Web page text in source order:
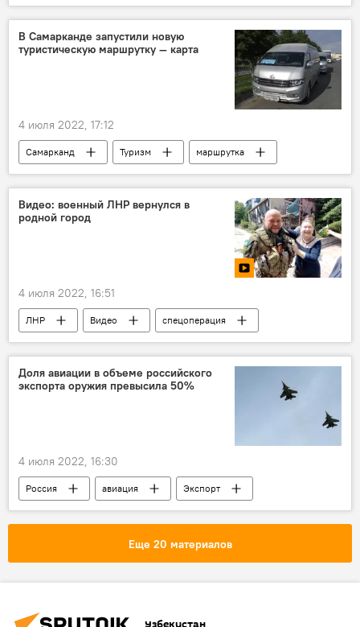
соцсети
Америка
В Самарканде запустили новую
туристическую маршрутку — карта
4 июля 2022, 17:12
Самарканд Туризм маршрутка
Видео: военный ЛНР вернулся в
родной город
4 июля 2022, 16:51
ЛНР Видео
спецоперация
Донбасс
Доля авиации в объеме российского
экспорта оружия превысила 50%
4 июля 2022, 16:30
Россия авиация
Экспорт
оружие
Истребитель
Су-25
Еще 20 материалов